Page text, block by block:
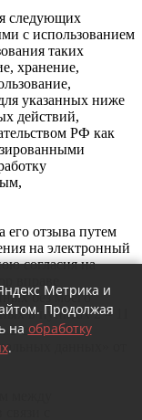
следующих
с использованием
таких
хранение,
указанных ниже
действий,
РФ как
его отзыва путем
на электронный
согласия на
без моего
в пунктах 2 – 11
2 статьи 11
данных» от
между
Метрика и
Продолжая
на обработку
.